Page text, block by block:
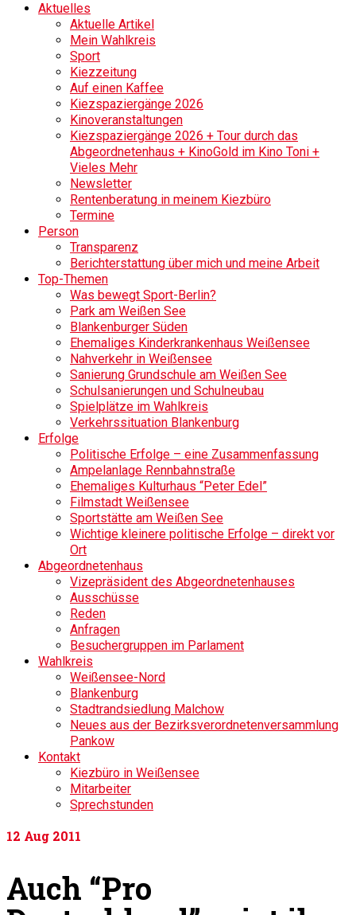
Aktuelles
Aktuelle Artikel
Mein Wahlkreis
Sport
Kiezzeitung
Auf einen Kaffee
Kiezspaziergänge 2026
Kinoveranstaltungen
Kiezspaziergänge 2026 + Tour durch das
Abgeordnetenhaus + KinoGold im Kino Toni +
Vieles Mehr
Newsletter
Rentenberatung in meinem Kiezbüro
Termine
Person
Transparenz
Berichterstattung über mich und meine Arbeit
Top-Themen
Was bewegt Sport-Berlin?
Park am Weißen See
Blankenburger Süden
Ehemaliges Kinderkrankenhaus Weißensee
Nahverkehr in Weißensee
Sanierung Grundschule am Weißen See
Schulsanierungen und Schulneubau
Spielplätze im Wahlkreis
Verkehrssituation Blankenburg
Erfolge
Politische Erfolge – eine Zusammenfassung
Ampelanlage Rennbahnstraße
Ehemaliges Kulturhaus “Peter Edel”
Filmstadt Weißensee
Sportstätte am Weißen See
Wichtige kleinere politische Erfolge – direkt vor
Ort
Abgeordnetenhaus
Vizepräsident des Abgeordnetenhauses
Ausschüsse
Reden
Anfragen
Besuchergruppen im Parlament
Wahlkreis
Weißensee-Nord
Blankenburg
Stadtrandsiedlung Malchow
Neues aus der Bezirksverordnetenversammlung
Pankow
Kontakt
Kiezbüro in Weißensee
Mitarbeiter
Sprechstunden
12 Aug 2011
Auch “Pro